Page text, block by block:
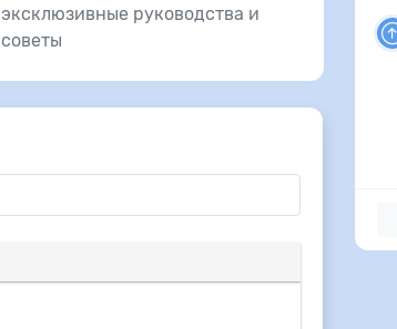
эксклюзивные руководства и
советы